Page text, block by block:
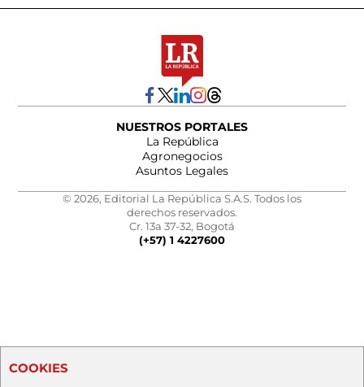
NUESTROS PORTALES
La República
Agronegocios
Asuntos Legales
© 2026, Editorial La República S.A.S. Todos los
derechos reservados.
Cr. 13a 37-32, Bogotá
(+57) 1 4227600
COOKIES